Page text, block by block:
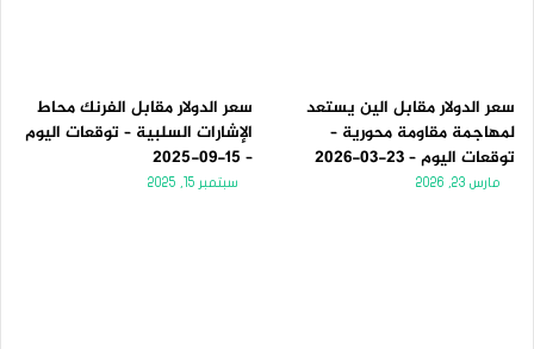
سعر الدولار مقابل الين يستعد
لمهاجمة مقاومة محورية –
توقعات اليوم – 23-03-2026
مارس 23, 2026
سعر الدولار مقابل الفرنك محاط
الإشارات السلبية – توقعات اليوم
– 15-09-2025
سبتمبر 15, 2025